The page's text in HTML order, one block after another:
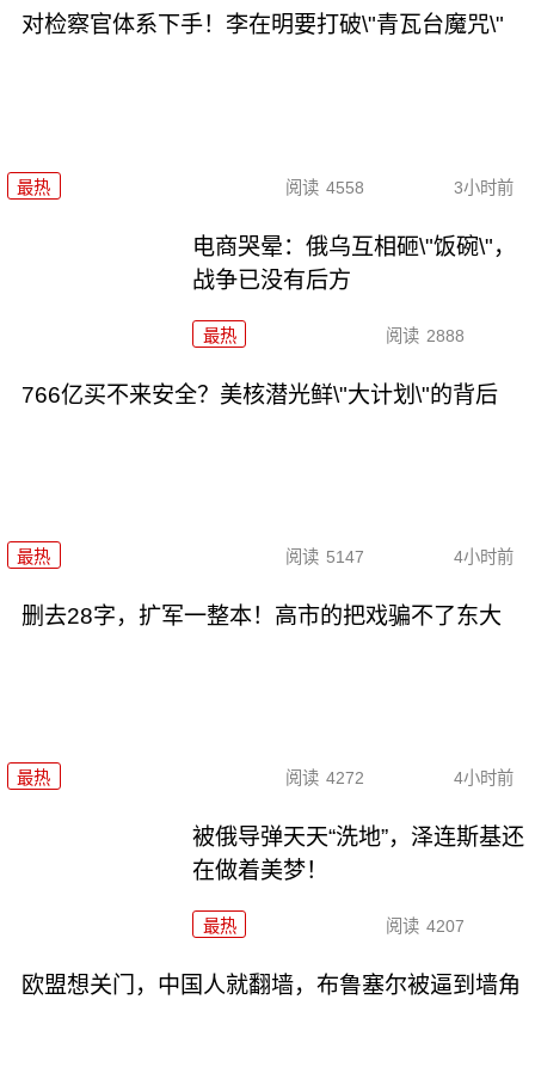
对检察官体系下手！李在明要打破\"青瓦台魔咒\"
最热 阅读 4558 3小时前
电商哭晕：俄乌互相砸\"饭碗\"，
战争已没有后方
最热 阅读 2888
766亿买不来安全？美核潜光鲜\"大计划\"的背后
最热 阅读 5147 4小时前
删去28字，扩军一整本！高市的把戏骗不了东大
最热 阅读 4272 4小时前
被俄导弹天天“洗地”，泽连斯基还
在做着美梦！
最热 阅读 4207
欧盟想关门，中国人就翻墙，布鲁塞尔被逼到墙角